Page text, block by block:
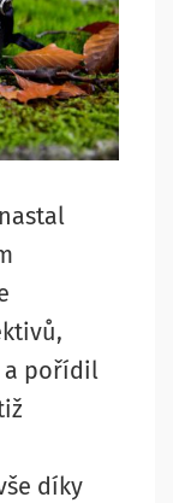
a pořídil
díky